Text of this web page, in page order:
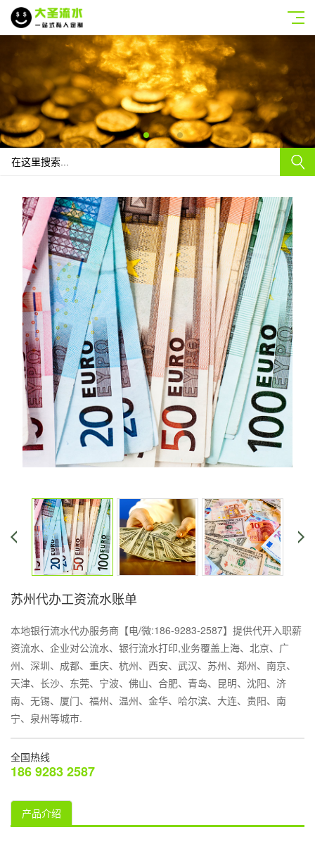
苏州代办工资流水账单
本地银行流水代办服务商【电/微:186-9283-2587】提供代开入职薪
资流水、企业对公流水、银行流水打印,业务覆盖上海、北京、广
州、深圳、成都、重庆、杭州、西安、武汉、苏州、郑州、南京、
天津、长沙、东莞、宁波、佛山、合肥、青岛、昆明、沈阳、济
南、无锡、厦门、福州、温州、金华、哈尔滨、大连、贵阳、南
宁、泉州等城市.
全国热线
186 9283 2587
产品介绍